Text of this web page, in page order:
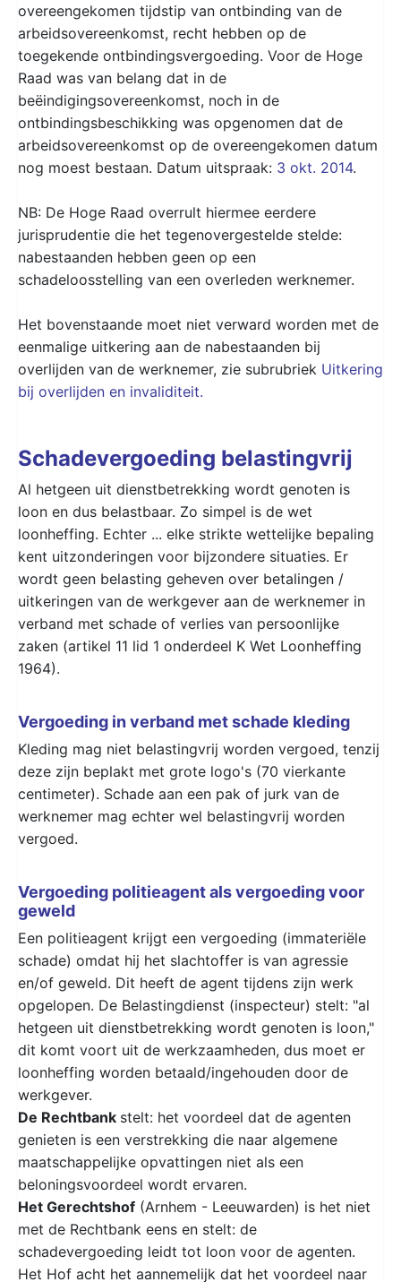
overeengekomen tijdstip van ontbinding van de
arbeidsovereenkomst, recht hebben op de
toegekende ontbindingsvergoeding. Voor de Hoge
Raad was van belang dat in de
beëindigingsovereenkomst, noch in de
ontbindingsbeschikking was opgenomen dat de
arbeidsovereenkomst op de overeengekomen datum
nog moest bestaan. Datum uitspraak: 3 okt. 2014.
NB: De Hoge Raad overrult hiermee eerdere
jurisprudentie die het tegenovergestelde stelde:
nabestaanden hebben geen op een
schadeloosstelling van een overleden werknemer.
Het bovenstaande moet niet verward worden met de
eenmalige uitkering aan de nabestaanden bij
overlijden van de werknemer, zie subrubriek Uitkering
bij overlijden en invaliditeit.
Schadevergoeding belastingvrij
Al hetgeen uit dienstbetrekking wordt genoten is
loon en dus belastbaar. Zo simpel is de wet
loonheffing. Echter ... elke strikte wettelijke bepaling
kent uitzonderingen voor bijzondere situaties. Er
wordt geen belasting geheven over betalingen /
uitkeringen van de werkgever aan de werknemer in
verband met schade of verlies van persoonlijke
zaken (artikel 11 lid 1 onderdeel K Wet Loonheffing
1964).
Vergoeding in verband met schade kleding
Kleding mag niet belastingvrij worden vergoed, tenzij
deze zijn beplakt met grote logo's (70 vierkante
centimeter). Schade aan een pak of jurk van de
werknemer mag echter wel belastingvrij worden
vergoed.
Vergoeding politieagent als vergoeding voor
geweld
Een politieagent krijgt een vergoeding (immateriële
schade) omdat hij het slachtoffer is van agressie
en/of geweld. Dit heeft de agent tijdens zijn werk
opgelopen. De Belastingdienst (inspecteur) stelt: "al
hetgeen uit dienstbetrekking wordt genoten is loon,"
dit komt voort uit de werkzaamheden, dus moet er
loonheffing worden betaald/ingehouden door de
werkgever.
De Rechtbank stelt: het voordeel dat de agenten
genieten is een verstrekking die naar algemene
maatschappelijke opvattingen niet als een
beloningsvoordeel wordt ervaren.
Het Gerechtshof (Arnhem - Leeuwarden) is het niet
met de Rechtbank eens en stelt: de
schadevergoeding leidt tot loon voor de agenten.
Het Hof acht het aannemelijk dat het voordeel naar